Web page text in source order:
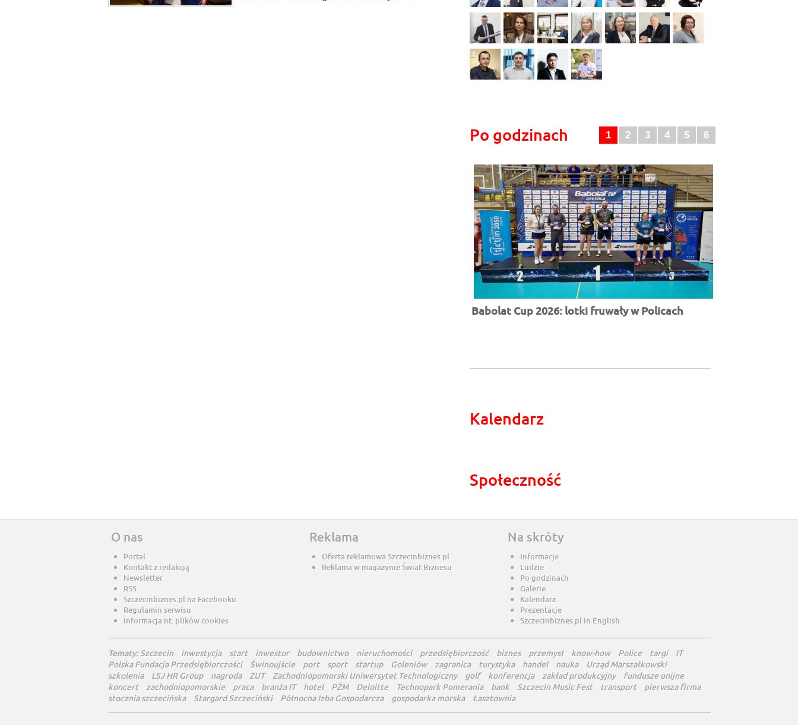
Po godzinach 1 2 3 4 5 6
Babolat Cup 2026: lotki fruwały w Policach
Kalendarz
Społeczność
O nas
Portal
Kontakt z redakcją
Newsletter
RSS
Szczecinbiznes.pl na Facebooku
Regulamin serwisu
Informacja nt. plików cookies
Reklama
Oferta reklamowa Szczecinbiznes.pl
Reklama w magazynie Świat Biznesu
Na skróty
Informacje
Ludzie
Po godzinach
Galerie
Kalendarz
Prezentacje
Szczecinbiznes.pl in English
Tematy:Szczecin inwestycja start inwestor budownictwo nieruchomości przedsiębiorczość biznes przemysł know-how Police targi
IT
Polska Fundacja Przedsiębiorczości
Świnoujście port sport startup Goleniów zagranica turystyka handel nauka
Urząd Marszałkowski
szkolenia
LSJ HR Group nagroda ZUT Zachodniopomorski Uniwersytet Technologiczny golf konferencja zakład produkcyjny
fundusze unijne
koncert
zachodniopomorskie praca branża IT hotel PŻM Deloitte Technopark Pomerania bank Szczecin Music Fest transport
pierwsza firma
stocznia szczecińska
Stargard Szczeciński Północna Izba Gospodarcza gospodarka morska Łasztownia